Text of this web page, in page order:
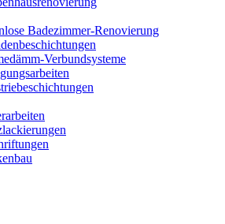
Badezimmer-Renovierung
Verbundsysteme